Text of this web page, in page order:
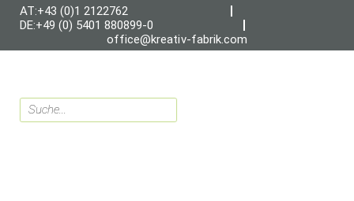
AT:+43 (0)1 2122762
DE:+49 (0) 5401 880899-0
office@kreativ-fabrik.com